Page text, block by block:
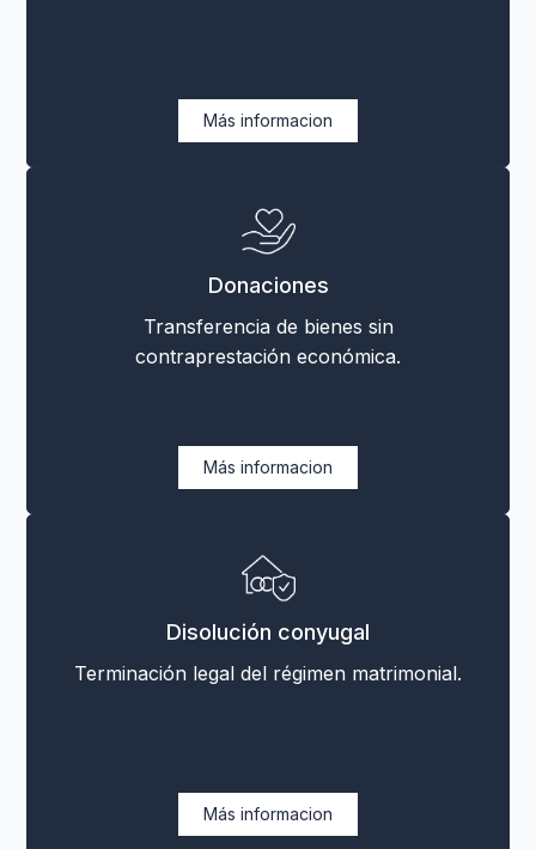
Más informacion
Donaciones
Transferencia de bienes sin
contraprestación económica.
Más informacion
Disolución conyugal
Terminación legal del régimen matrimonial.
Más informacion